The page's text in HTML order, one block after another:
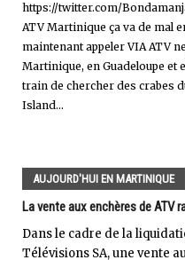
https://twitter.com/
ATV Martinique ça va de mal
maintenant appeler VIA ATV
Martinique, en Guadeloupe et
train de chercher des crabes
Island...
AUJOURD'HUI EN MARTINIQUE
La vente aux enchères de ATV
Dans le cadre de la
Télévisions SA, une vente